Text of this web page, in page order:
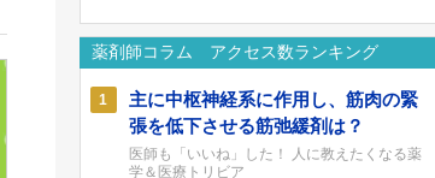
薬剤師コラム アクセス数ランキング
1
主に中枢神経系に作用し、筋肉の緊
張を低下させる筋弛緩剤は？
医師も「いいね」した！ 人に教えたくなる薬
学＆医療トリビア